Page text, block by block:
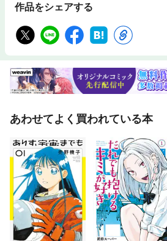
作品をシェアする
あわせてよく買われている本